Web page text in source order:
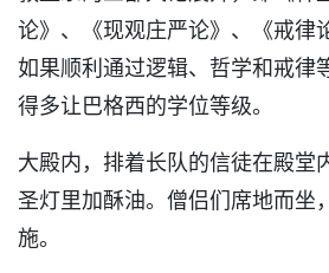
论》、《现观庄严论》、《戒律
如果顺利通过逻辑、哲学和戒律
得多让巴格西的学位等级。
大殿内，排着长队的信徒在殿堂
圣灯里加酥油。僧侣们席地而坐
施。